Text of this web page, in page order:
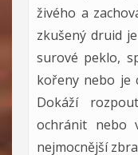
živého a
zkušený druid
surové peklo,
kořeny nebo je
Dokáží
ochránit nebo
nejmocnější